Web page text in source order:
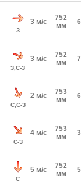
З
3 м/с
752
мм
З,С-З
3 м/с
752
мм
С,С-З
2 м/с
753
мм
С-З
4 м/с
753
мм
С
5 м/с
752
мм